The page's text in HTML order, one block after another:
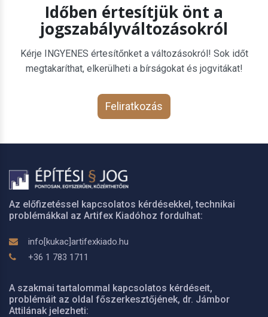
Időben értesítjük önt a
jogszabályváltozásokról
Kérje INGYENES értesítőnket a változásokról! Sok időt
megtakaríthat, elkerülheti a bírságokat és jogvitákat!
Feliratkozás
Az előfizetéssel kapcsolatos kérdésekkel, technikai
problémákkal az Artifex Kiadóhoz fordulhat:
info[kukac]artifexkiado.hu
+36 1 783 1711
A szakmai tartalommal kapcsolatos kérdéseit,
problémáit az oldal főszerkesztőjének, dr. Jámbor
Attilának jelezheti: